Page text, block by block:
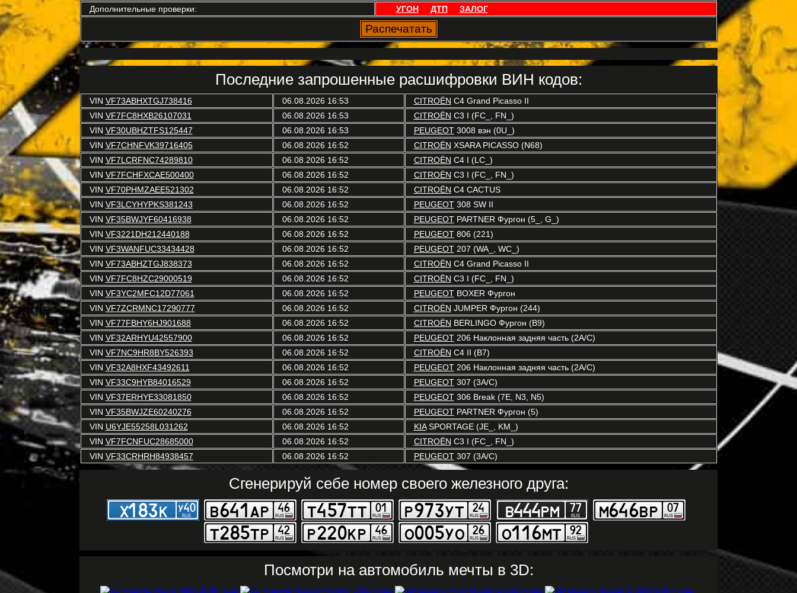
Дополнительные проверки:
УГОН ДТП ЗАЛОГ
Последние запрошенные расшифровки ВИН кодов:
VIN VF73ABHXTGJ738416 06.08.2026 16:53 CITROËN C4 Grand Picasso II
VIN VF7FC8HXB26107031 06.08.2026 16:53 CITROËN C3 I (FC_, FN_)
VIN VF30UBHZTFS125447 06.08.2026 16:53 PEUGEOT3008 вэн (0U_)
VIN VF7CHNFVK39716405 06.08.2026 16:52 CITROËN XSARA PICASSO (N68)
VIN VF7LCRFNC74289810 06.08.2026 16:52 CITROËN C4 I (LC_)
VIN VF7FCHFXCAE500400 06.08.2026 16:52 CITROËN C3 I (FC_, FN_)
VIN VF70PHMZAEE521302 06.08.2026 16:52 CITROËN C4 CACTUS
VIN VF3LCYHYPKS381243 06.08.2026 16:52 PEUGEOT308 SW II
VIN VF35BWJYF60416938 06.08.2026 16:52 PEUGEOTPARTNER Фургон (5_, G_)
VIN VF3221DH212440188 06.08.2026 16:52 PEUGEOT806 (221)
VIN VF3WANFUC33434428 06.08.2026 16:52 PEUGEOT207 (WA_, WC_)
VIN VF73ABHZTGJ838373 06.08.2026 16:52 CITROËN C4 Grand Picasso II
VIN VF7FC8HZC29000519 06.08.2026 16:52 CITROËN C3 I (FC_, FN_)
VIN VF3YC2MFC12D77061 06.08.2026 16:52 PEUGEOTBOXER Фургон
VIN VF7ZCRMNC17290777 06.08.2026 16:52 CITROËN JUMPER Фургон (244)
VIN VF77FBHY6HJ901688 06.08.2026 16:52 CITROËN BERLINGO Фургон (B9)
VIN VF32ARHYU42557900 06.08.2026 16:52 PEUGEOT206 Наклонная задняя часть (2A/C)
VIN VF7NC9HR8BY526393 06.08.2026 16:52 CITROËN C4 II (B7)
VIN VF32A8HXF43492611 06.08.2026 16:52 PEUGEOT206 Наклонная задняя часть (2A/C)
VIN VF33C9HYB84016529 06.08.2026 16:52 PEUGEOT307 (3A/C)
VIN VF37ERHYE33081850 06.08.2026 16:52 PEUGEOT306 Break (7E, N3, N5)
VIN VF35BWJZE60240276 06.08.2026 16:52 PEUGEOTPARTNER Фургон (5)
VIN U6YJE55258L031262 06.08.2026 16:52 KIASPORTAGE (JE_, KM_)
VIN VF7FCNFUC28685000 06.08.2026 16:52 CITROËN C3 I (FC_, FN_)
VIN VF33CRHRH84938457 06.08.2026 16:52 PEUGEOT307 (3A/C)
Сгенерируй себе номер своего железного друга:
Посмотри на автомобиль мечты в 3D: